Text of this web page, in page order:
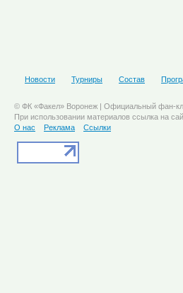
Новости Турниры Состав
© ФК «Факел» Воронеж | Официальный фан-
При использовании материалов ссылка на
О нас
Реклама Ссылки